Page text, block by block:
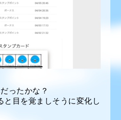
ったかな？
と目を覚ましそうに変化し